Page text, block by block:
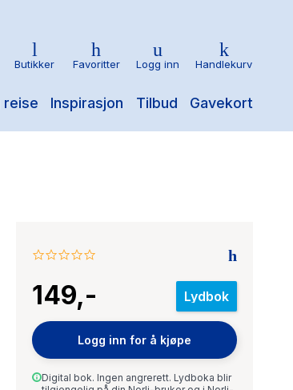
reise Inspirasjon Tilbud Gavekort
Butikker Favoritter Logg inn Handlekurv
0.0
rating
149,- Lydbok
Logg inn for å kjøpe
Digital bok. Ingen angrerett. Lydboka blir